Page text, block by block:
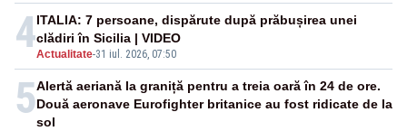
4Actualitate-31 iul. 2026, 07:50
ITALIA: 7 persoane, dispărute după prăbușirea unei
clădiri în Sicilia | VIDEO
5Alertă aeriană la graniță pentru a treia oară în 24 de ore.
Două aeronave Eurofighter britanice au fost ridicate de la
sol